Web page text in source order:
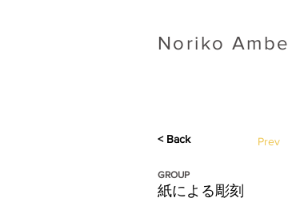
​Noriko Ambe
< Back Prev
GROUP
紙による彫刻